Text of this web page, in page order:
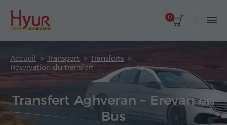
0
Accueil Transport
Transferts
Réservation du transfert
Transfert Aghveran – Erevan en
Bus